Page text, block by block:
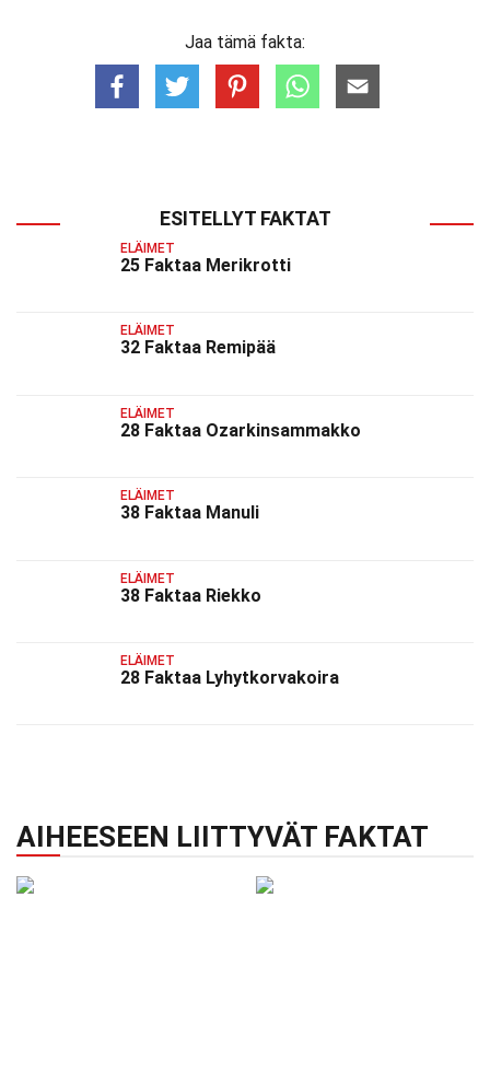
Jaa tämä fakta:
ESITELLYT FAKTAT
ELÄIMET
25 Faktaa Merikrotti
ELÄIMET
32 Faktaa Remipää
ELÄIMET
28 Faktaa Ozarkinsammakko
ELÄIMET
38 Faktaa Manuli
ELÄIMET
38 Faktaa Riekko
ELÄIMET
28 Faktaa Lyhytkorvakoira
AIHEESEEN LIITTYVÄT FAKTAT